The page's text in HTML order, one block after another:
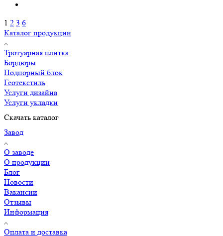
1 2 3 6
Каталог продукции
Тротуарная плитка
Бордюры
Подпорный блок
Геотекстиль
Услуги дизайна
Услуги укладки
Скачать каталог
Завод
О заводе
О продукции
Блог
Новости
Вакансии
Отзывы
Информация
Оплата и доставка